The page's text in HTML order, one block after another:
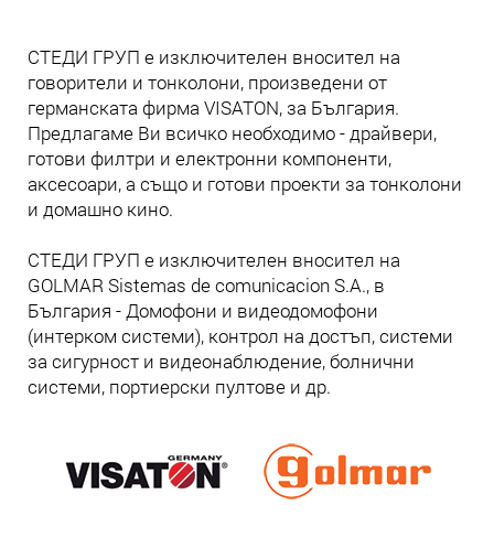
СТЕДИ ГРУП е изключителен вносител на
говорители и тонколони, произведени от
германската фирма VISATON, за България.
Предлагаме Ви всичко необходимо - драйвери,
готови филтри и електронни компоненти,
аксесоари, а също и готови проекти за тонколони
и домашно кино.
СТЕДИ ГРУП е изключителен вносител на
GOLMAR Sistemas de comunicacion S.A., в
България - Домофони и видеодомофони
(интерком системи), контрол на достъп, системи
за сигурност и видеонаблюдение, болнични
системи, портиерски пултове и др.